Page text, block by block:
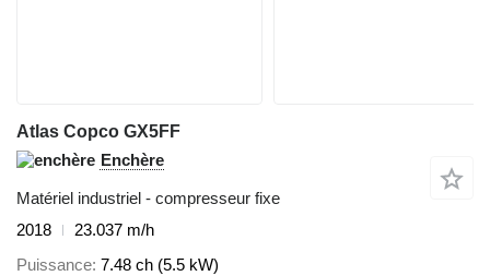
Atlas Copco GX5FF
Enchère
Matériel industriel - compresseur fixe
2018
23.037 m/h
Puissance 7.48 ch (5.5 kW)